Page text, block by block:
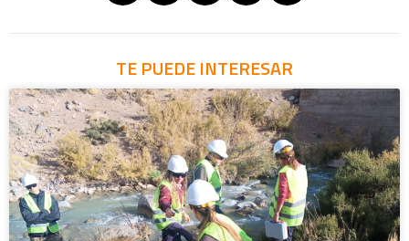
TE PUEDE INTERESAR